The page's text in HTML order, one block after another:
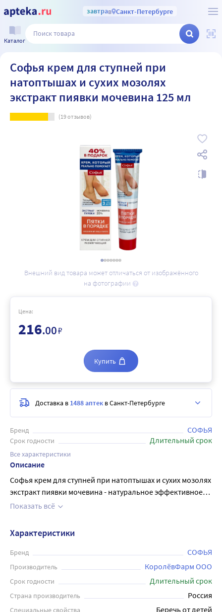
завтрав Санкт-Петербурге
Каталог
Софья крем для ступней при
натоптышах и сухих мозолях
экстракт пиявки мочевина 125 мл
(19отзывов)
Внешний вид товара может отличаться от изображённого
на фотографии
Бренд СОФЬЯ
Срок годности Длительный срок
Все характеристики
Описание
Софья крем для ступней при натоптышах и сухих мозолях
экстракт пиявки мочевина - натуральное эффективное
средство. Эффективность крема для ступней Софья с
действием натуральных компонентов, обладающих
выраженными смягчающими, увлажняющими,
отшелушивающими, регенерирующими и
противовоспалительными свойствами. Оказывает
регенерирующее действие, питает и разглаживает кожу
ступней, предохраняет от натоптышей. Перед сном ноги
распарить бережно, обработать пемзой. Протереть
Показать всё
Цена:
216.00₽
Купить
Доставка в 1488 аптек в Санкт-Петербурге
Характеристики
Бренд СОФЬЯ
Производитель КоролёвФарм ООО
Срок годности Длительный срок
Страна производитель Россия
Специальные свойства Беречь от детей